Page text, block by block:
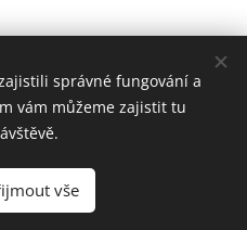
CZ
Webnode
správné fungování a
vám můžeme zajistit tu
vše